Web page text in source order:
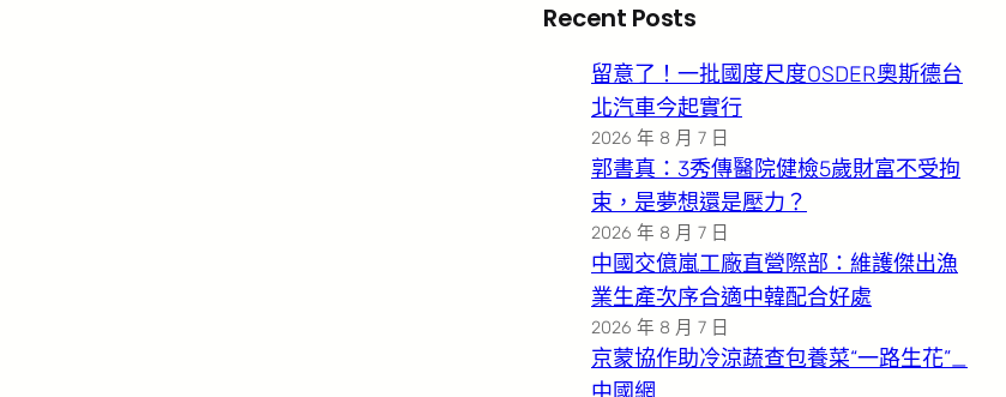
Recent Posts
留意了！一批國度尺度OSDER奧斯德台
北汽車今起實行
2026 年 8 月 7 日
郭書真：3秀傳醫院健檢5歲財富不受拘
束，是夢想還是壓力？
2026 年 8 月 7 日
中國交億嵐工廠直營際部：維護傑出漁
業生產次序合適中韓配合好處
2026 年 8 月 7 日
京蒙協作助冷涼蔬查包養菜“一路生花”_